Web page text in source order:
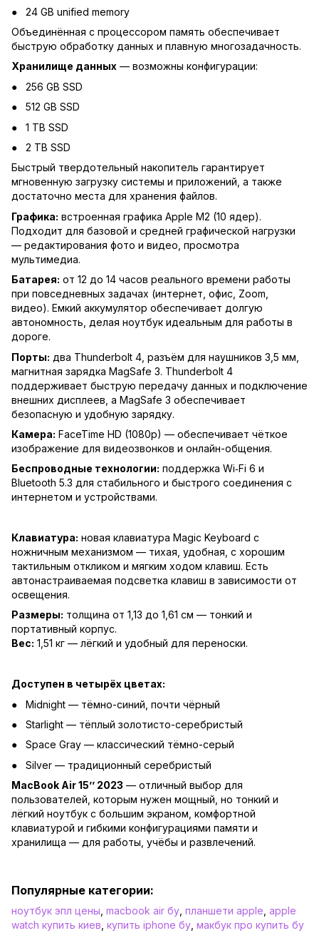
24 GB unified memory
Объединённая с процессором память обеспечивает
быструю обработку данных и плавную многозадачность.
Хранилище данных — возможны конфигурации:
256 GB SSD
512 GB SSD
1 TB SSD
2 TB SSD
Быстрый твердотельный накопитель гарантирует
мгновенную загрузку системы и приложений, а также
достаточно места для хранения файлов.
Графика: встроенная графика Apple M2 (10 ядер).
Подходит для базовой и средней графической нагрузки
— редактирования фото и видео, просмотра
мультимедиа.
Батарея: от 12 до 14 часов реального времени работы
при повседневных задачах (интернет, офис, Zoom,
видео). Емкий аккумулятор обеспечивает долгую
автономность, делая ноутбук идеальным для работы в
дороге.
Порты: два Thunderbolt 4, разъём для наушников 3,5 мм,
магнитная зарядка MagSafe 3. Thunderbolt 4
поддерживает быструю передачу данных и подключение
внешних дисплеев, а MagSafe 3 обеспечивает
безопасную и удобную зарядку.
Камера: FaceTime HD (1080p) — обеспечивает чёткое
изображение для видеозвонков и онлайн-общения.
Беспроводные технологии: поддержка Wi‑Fi 6 и
Bluetooth 5.3 для стабильного и быстрого соединения с
интернетом и устройствами.
Клавиатура: новая клавиатура Magic Keyboard с
ножничным механизмом — тихая, удобная, с хорошим
тактильным откликом и мягким ходом клавиш. Есть
автонастраиваемая подсветка клавиш в зависимости от
освещения.
Размеры: толщина от 1,13 до 1,61 см — тонкий и
портативный корпус.
Вес: 1,51 кг — лёгкий и удобный для переноски.
Доступен в четырёх цветах:
Midnight — тёмно-синий, почти чёрный
Starlight — тёплый золотисто-серебристый
Space Gray — классический тёмно-серый
Silver — традиционный серебристый
MacBook Air 15’’ 2023 — отличный выбор для
пользователей, которым нужен мощный, но тонкий и
лёгкий ноутбук с большим экраном, комфортной
клавиатурой и гибкими конфигурациями памяти и
хранилища — для работы, учёбы и развлечений.
Популярные категории:
ноутбук эпл цены macbook air бу планшети apple apple
watch купить киев купить iphone бу макбук про купить бу